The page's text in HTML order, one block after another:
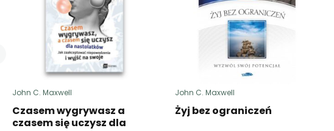
John C. Maxwell
Czasem wygrywasz a
czasem się uczysz dla
John C. Maxwell
Żyj bez ograniczeń